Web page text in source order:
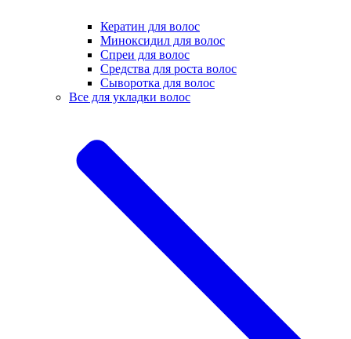
Кератин для волос
Миноксидил для волос
Спреи для волос
Средства для роста волос
Сыворотка для волос
Все для укладки волос